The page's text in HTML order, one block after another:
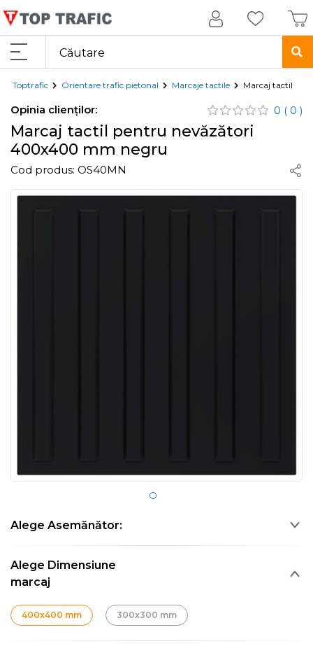
Toptrafic Orientare trafic pietonal Marcaje tactile Marcaj tactil
Opinia clienților: 0 ( 0 )
Marcaj tactil pentru nevăzători
400x400 mm negru
Cod produs: OS40MN
Alege Asemănător:
Alege Dimensiune
marcaj
400x400 mm 300x300 mm